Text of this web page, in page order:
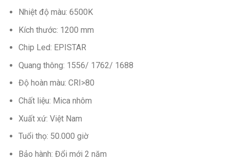
Nhiệt độ màu: 6500K
Kích thước: 1200 mm
Chip Led: EPISTAR
Quang thông: 1556/ 1762/ 1688
Độ hoàn màu: CRI>80
Chất liệu: Mica nhôm
Xuất xứ: Việt Nam
Tuổi thọ: 50.000 giờ
Bảo hành: Đổi mới 2 năm